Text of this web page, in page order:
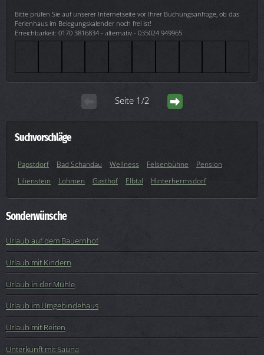
Bitte prüfen Sie auf unserer Internetseite vor Ihrer Buchungsanfrage, ob das
Ferienhaus im Belegungskalender noch frei ist!
Erreichbarkeit: 0170 3816834 - alternativ - 035024 949965
Seite 1/2
Suchvorschläge
Papstdorf Bad Schandau Wellness Felsenbühne
Pension
Lilienstein
Lohmen Gasthof Elbtal Hinterhermsdorf
Sonderwünsche
Urlaub auf dem Bauernhof
Urlaub mit Kindern
Urlaub in der Mühle
Urlaub im Umgebindehaus
Urlaub mit Reiten
Unterkunft mit Sauna